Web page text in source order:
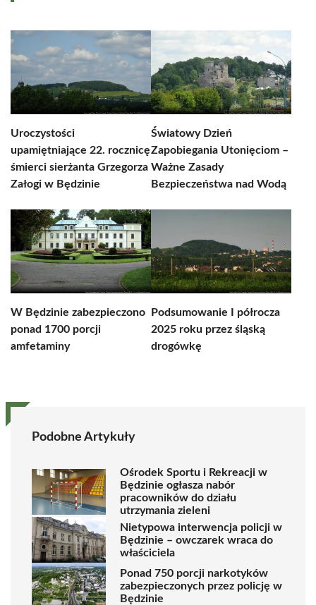
Uroczystości
upamiętniające 22. rocznicę
śmierci sierżanta Grzegorza
Załogi w Będzinie
Światowy Dzień
Zapobiegania Utonięciom –
Ważne Zasady
Bezpieczeństwa nad Wodą
W Będzinie zabezpieczono
ponad 1700 porcji
amfetaminy
Podsumowanie I półrocza
2025 roku przez śląską
drogówkę
Podobne Artykuły
Ośrodek Sportu i Rekreacji w
Będzinie ogłasza nabór
pracowników do działu
utrzymania zieleni
Nietypowa interwencja policji w
Będzinie – owczarek wraca do
właściciela
Ponad 750 porcji narkotyków
zabezpieczonych przez policję w
Będzinie